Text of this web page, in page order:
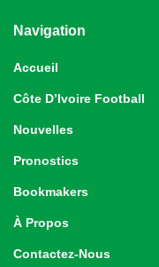
Navigation
Accueil
Côte D’Ivoire Football
Nouvelles
Pronostics
Bookmakers
À Propos
Contactez-Nous